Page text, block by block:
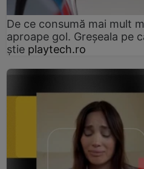
De ce consumă mai mult
aproape gol. Greșeala pe
știe playtech.ro